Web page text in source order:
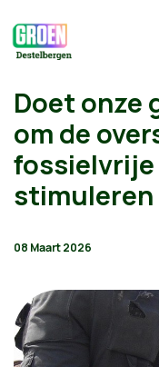
Doet onze
om de
stimuleren
08 Maart 2026